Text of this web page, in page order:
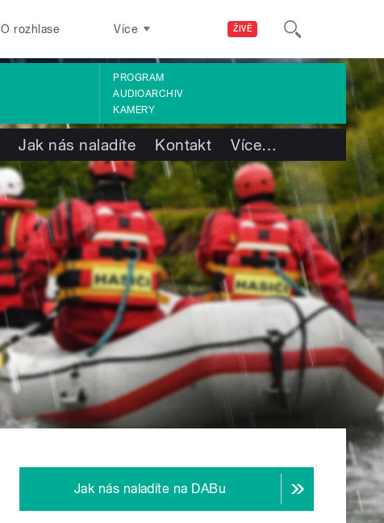
ŽIVĚ
O rozhlase Více
PROGRAM
AUDIOARCHIV
KAMERY
Jak nás naladíte Kontakt Více…
Jak nás naladíte na DABu